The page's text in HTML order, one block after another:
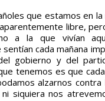
que estamos en
libre,
a la que vivían
cada mañana
gobierno y del
tenemos es que
alzarnos contra
siquiera nos